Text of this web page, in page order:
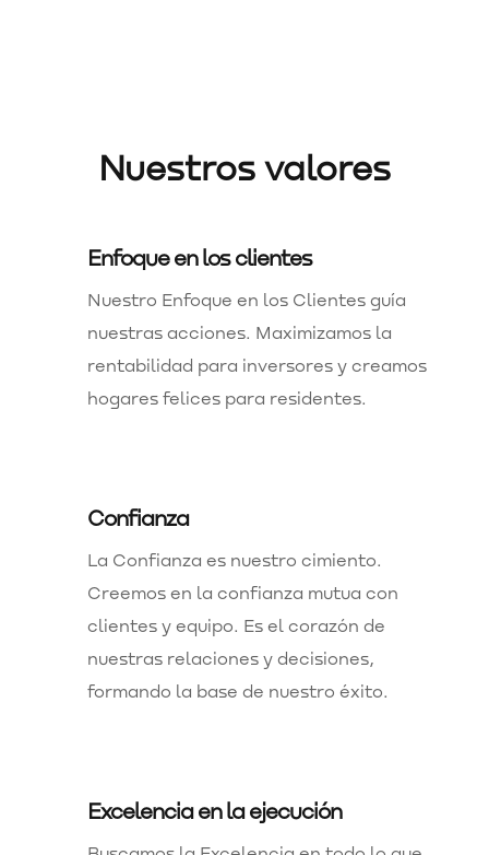
Nuestros valores
Enfoque en los clientes
Nuestro Enfoque en los Clientes guía
nuestras acciones. Maximizamos la
rentabilidad para inversores y creamos
hogares felices para residentes.
Confianza
La Confianza es nuestro cimiento.
Creemos en la confianza mutua con
clientes y equipo. Es el corazón de
nuestras relaciones y decisiones,
formando la base de nuestro éxito.
Excelencia en la ejecución